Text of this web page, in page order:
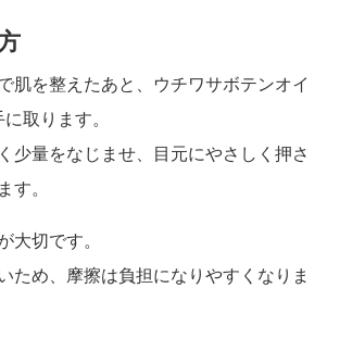
肌を整えたあと、ウチワサボテンオイ
取ります。
少量をなじませ、目元にやさしく押さ
す。
大切です。
ため、摩擦は負担になりやすくなりま